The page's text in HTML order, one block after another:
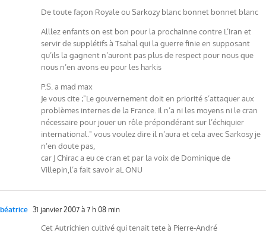
De toute façon Royale ou Sarkozy blanc bonnet bonnet blanc
Alllez enfants on est bon pour la prochainne contre L’Iran et
servir de supplétifs à Tsahal qui la guerre finie en supposant
qu’ils la gagnent n’auront pas plus de respect pour nous que
nous n’en avons eu pour les harkis
P.S. a mad max
Je vous cite ;"Le gouvernement doit en priorité s’attaquer aux
problèmes internes de la France. Il n’a ni les moyens ni le cran
nécessaire pour jouer un rôle prépondérant sur l’échiquier
international." vous voulez dire il n’aura et cela avec Sarkosy je
n’en doute pas,
car J Chirac a eu ce cran et par la voix de Dominique de
Villepin,l’a fait savoir aL ONU
béatrice 31 janvier 2007 à 7 h 08 min
Cet Autrichien cultivé qui tenait tete à Pierre-André